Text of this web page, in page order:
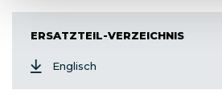
ERSATZTEIL-VERZEICHNIS
Englisch